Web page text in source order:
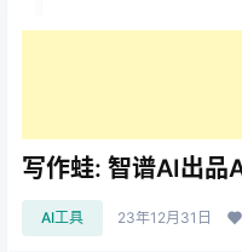
写作蛙: 智谱AI出品
AI工具 23年12月31日